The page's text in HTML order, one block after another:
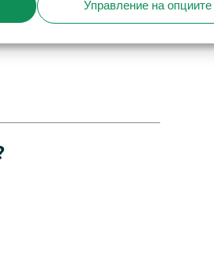
Управление на опциите